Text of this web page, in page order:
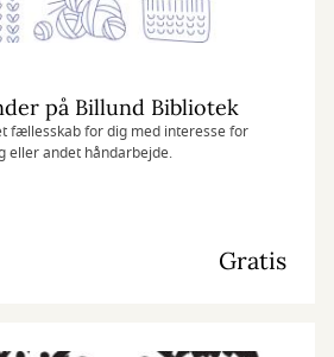
på Billund Bibliotek
fællesskab for dig med interesse for
eller andet håndarbejde.
Gratis